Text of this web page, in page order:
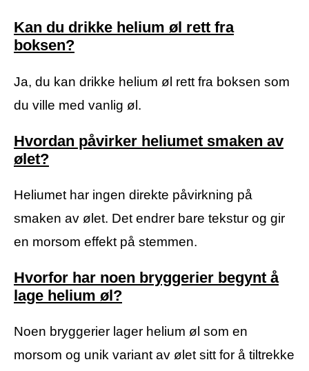
Kan du drikke helium øl rett fra
boksen?
Ja, du kan drikke helium øl rett fra boksen som
du ville med vanlig øl.
Hvordan påvirker heliumet smaken av
ølet?
Heliumet har ingen direkte påvirkning på
smaken av ølet. Det endrer bare tekstur og gir
en morsom effekt på stemmen.
Hvorfor har noen bryggerier begynt å
lage helium øl?
Noen bryggerier lager helium øl som en
morsom og unik variant av ølet sitt for å tiltrekke